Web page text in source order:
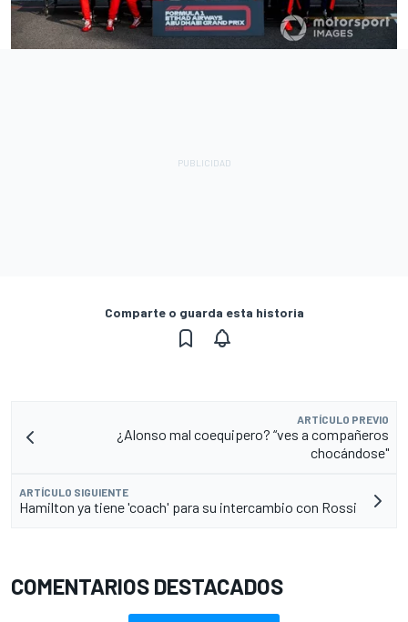
Comparte o guarda esta historia
ARTÍCULO PREVIO
¿Alonso mal coequipero? “ves a compañeros
chocándose"
ARTÍCULO SIGUIENTE
Hamilton ya tiene 'coach' para su intercambio con Rossi
COMENTARIOS DESTACADOS